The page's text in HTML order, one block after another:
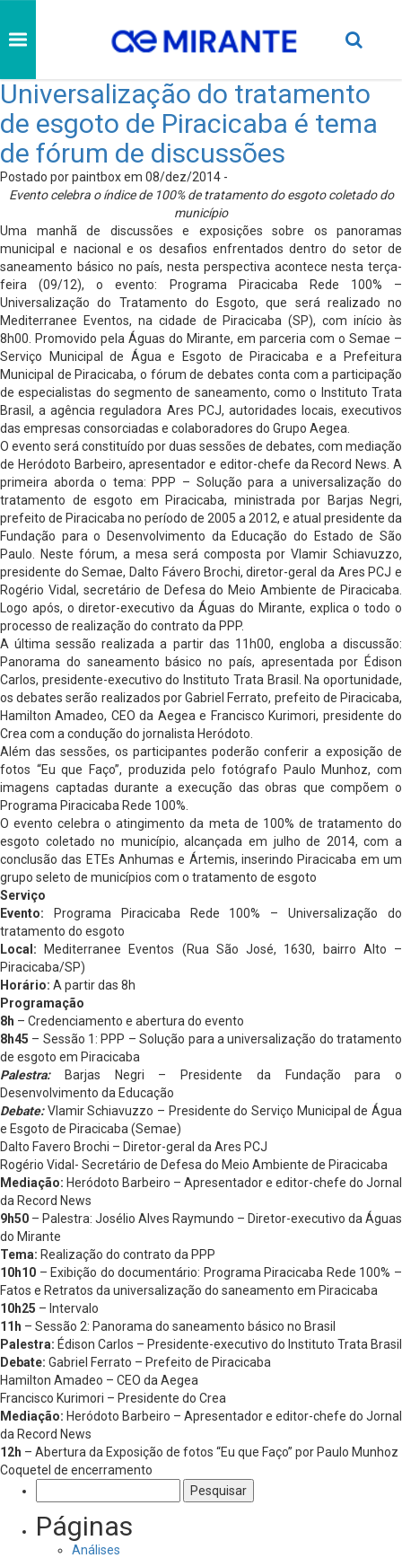
Universalização do tratamento
de esgoto de Piracicaba é tema
de fórum de discussões
Postado por paintbox em 08/dez/2014 -
Evento celebra o índice de 100% de tratamento do esgoto coletado do
município
Uma manhã de discussões e exposições sobre os panoramas
municipal e nacional e os desafios enfrentados dentro do setor de
saneamento básico no país, nesta perspectiva acontece nesta terça-
feira (09/12), o evento: Programa Piracicaba Rede 100% –
Universalização do Tratamento do Esgoto, que será realizado no
Mediterranee Eventos, na cidade de Piracicaba (SP), com início às
8h00. Promovido pela Águas do Mirante, em parceria com o Semae –
Serviço Municipal de Água e Esgoto de Piracicaba e a Prefeitura
Municipal de Piracicaba, o fórum de debates conta com a participação
de especialistas do segmento de saneamento, como o Instituto Trata
Brasil, a agência reguladora Ares PCJ, autoridades locais, executivos
das empresas consorciadas e colaboradores do Grupo Aegea.
O evento será constituído por duas sessões de debates, com mediação
de Heródoto Barbeiro, apresentador e editor-chefe da Record News. A
primeira aborda o tema: PPP – Solução para a universalização do
tratamento de esgoto em Piracicaba, ministrada por Barjas Negri,
prefeito de Piracicaba no período de 2005 a 2012, e atual presidente da
Fundação para o Desenvolvimento da Educação do Estado de São
Paulo. Neste fórum, a mesa será composta por Vlamir Schiavuzzo,
presidente do Semae, Dalto Fávero Brochi, diretor-geral da Ares PCJ e
Rogério Vidal, secretário de Defesa do Meio Ambiente de Piracicaba.
Logo após, o diretor-executivo da Águas do Mirante, explica o todo o
processo de realização do contrato da PPP.
A última sessão realizada a partir das 11h00, engloba a discussão:
Panorama do saneamento básico no país, apresentada por Édison
Carlos, presidente-executivo do Instituto Trata Brasil. Na oportunidade,
os debates serão realizados por Gabriel Ferrato, prefeito de Piracicaba,
Hamilton Amadeo, CEO da Aegea e Francisco Kurimori, presidente do
Crea com a condução do jornalista Heródoto.
Além das sessões, os participantes poderão conferir a exposição de
fotos “Eu que Faço”, produzida pelo fotógrafo Paulo Munhoz, com
imagens captadas durante a execução das obras que compõem o
Programa Piracicaba Rede 100%.
O evento celebra o atingimento da meta de 100% de tratamento do
esgoto coletado no município, alcançada em julho de 2014, com a
conclusão das ETEs Anhumas e Ártemis, inserindo Piracicaba em um
grupo seleto de municípios com o tratamento de esgoto
Serviço
Evento: Programa Piracicaba Rede 100% – Universalização do
tratamento do esgoto
Local: Mediterranee Eventos (Rua São José, 1630, bairro Alto –
Piracicaba/SP)
Horário: A partir das 8h
Programação
8h – Credenciamento e abertura do evento
8h45 – Sessão 1: PPP – Solução para a universalização do tratamento
de esgoto em Piracicaba
Palestra:Barjas Negri – Presidente da Fundação para o
Desenvolvimento da Educação
Debate:Vlamir Schiavuzzo – Presidente do Serviço Municipal de Água
e Esgoto de Piracicaba (Semae)
Dalto Favero Brochi – Diretor-geral da Ares PCJ
Rogério Vidal- Secretário de Defesa do Meio Ambiente de Piracicaba
Mediação: Heródoto Barbeiro – Apresentador e editor-chefe do Jornal
da Record News
9h50 – Palestra: Josélio Alves Raymundo – Diretor-executivo da Águas
do Mirante
Tema: Realização do contrato da PPP
10h10 – Exibição do documentário: Programa Piracicaba Rede 100% –
Fatos e Retratos da universalização do saneamento em Piracicaba
10h25 – Intervalo
11h – Sessão 2: Panorama do saneamento básico no Brasil
Palestra: Édison Carlos – Presidente-executivo do Instituto Trata Brasil
Debate: Gabriel Ferrato – Prefeito de Piracicaba
Hamilton Amadeo – CEO da Aegea
Francisco Kurimori – Presidente do Crea
Mediação: Heródoto Barbeiro – Apresentador e editor-chefe do Jornal
da Record News
12h – Abertura da Exposição de fotos “Eu que Faço” por Paulo Munhoz
Coquetel de encerramento
por:
Páginas
Análises